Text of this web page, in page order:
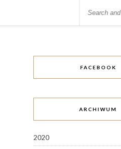
FACEBOOK
ARCHIWUM
2020